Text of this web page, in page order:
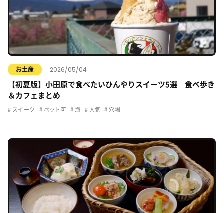
お土産 2026/05/04
【初夏版】小田原で食べたいひんやりスイーツ5選｜食べ歩き
＆カフェまとめ
スイーツ ペット可 海 人気 穴場